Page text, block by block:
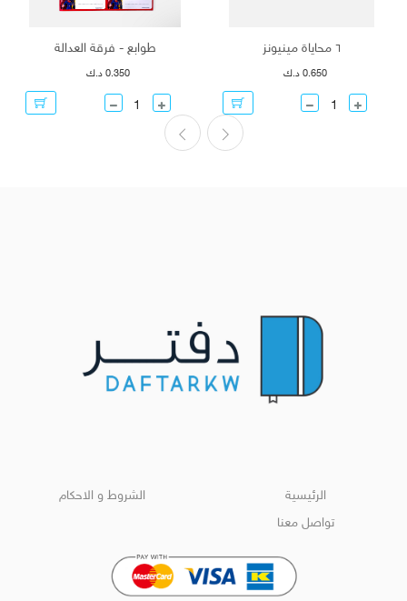
٦ محاياة مينيونز
0.650 د.ك
طوابع - فرقة العدالة
0.350 د.ك
الرئيسية
تواصل معنا
الشروط و الاحكام